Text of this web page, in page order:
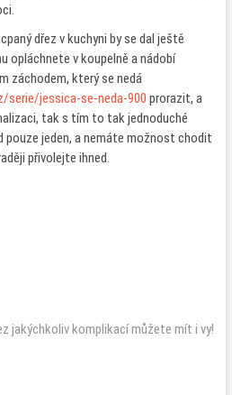
dřez v kuchyni by se dal ještě
opláchnete v koupelně a nádobí
záchodem, který se nedá
jessica-se-neda-900 prorazit, a
tak s tím to tak jednoduché
pouze jeden, a nemáte možnost chodit
přivolejte ihned.
jakýchkoliv komplikací můžete mít i vy!